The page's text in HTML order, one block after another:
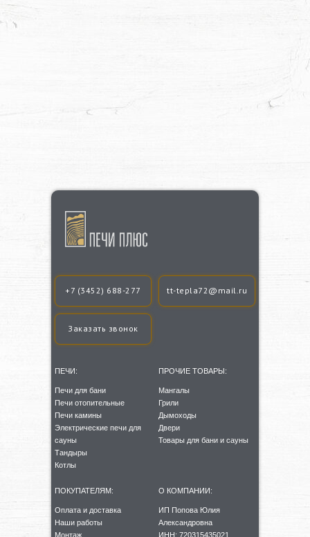
Заказать звонок
ИП Попова Юлия
Александровна
ИНН: 720315435021
+7 (3452) 688-277 tt-tepla72@mail.ru
ПЕЧИ:
ПОКУПАТЕЛЯМ: О КОМПАНИИ:
Оплата и доставка
Наши работы
Монтаж
Печи для бани
Печи отопительные
Печи камины
Электрические печи для
сауны
Тандыры
Котлы
Мангалы
Грили
Дымоходы
Двери
Товары для бани и сауны
ПРОЧИЕ ТОВАРЫ: